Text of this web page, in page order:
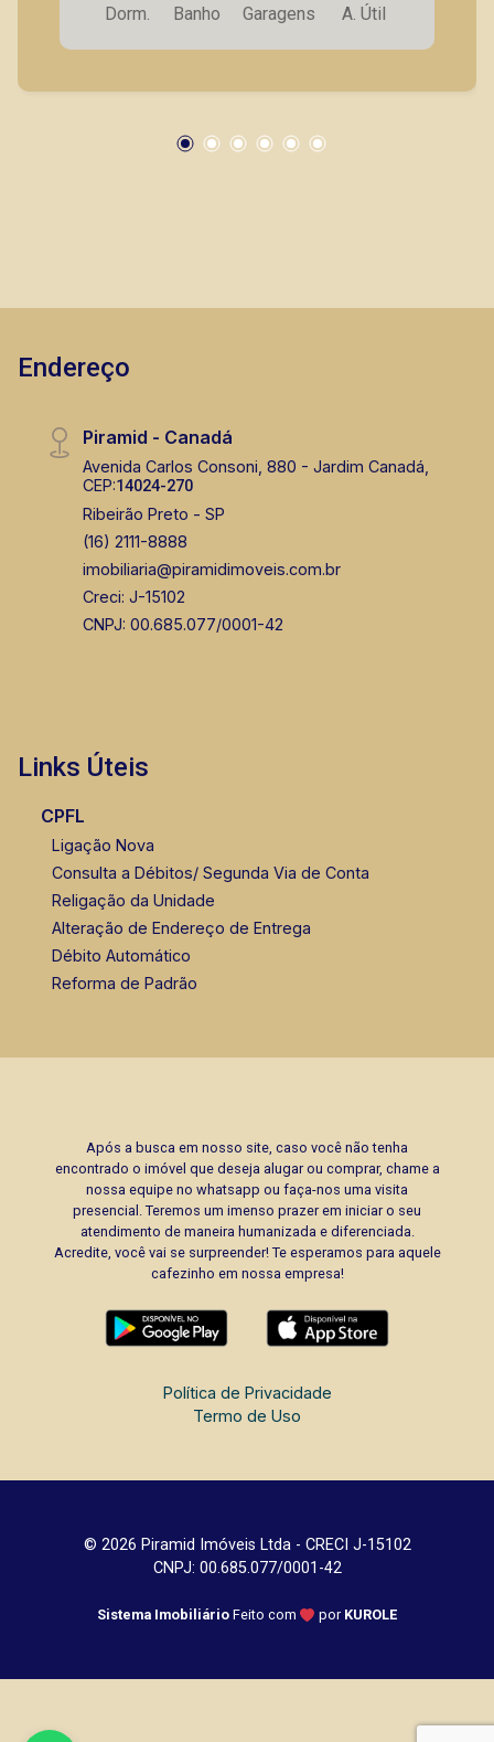
dependência para empregada; - 5 vagas de
garagem. Vamos agendar uma visita neste
Dorm.
Banho
Garagens
A. Útil
Endereço
Piramid - Canadá
Avenida Carlos Consoni, 880 - Jardim Canadá,
CEP:14024-270
Ribeirão Preto - SP
(16) 2111-8888
imobiliaria@piramidimoveis.com.br
Creci: J-15102
CNPJ: 00.685.077/0001-42
Links Úteis
CPFL
Ligação Nova
Consulta a Débitos/ Segunda Via de Conta
Religação da Unidade
Alteração de Endereço de Entrega
Débito Automático
Reforma de Padrão
Após a busca em nosso site, caso você não tenha
encontrado o imóvel que deseja alugar ou comprar, chame a
nossa equipe no whatsapp ou faça-nos uma visita
presencial. Teremos um imenso prazer em iniciar o seu
atendimento de maneira humanizada e diferenciada.
Acredite, você vai se surpreender! Te esperamos para aquele
cafezinho em nossa empresa!
Política de Privacidade
Termo de Uso
© 2026 Piramid Imóveis Ltda - CRECI J-15102
CNPJ: 00.685.077/0001-42
Sistema Imobiliário Feito com por KUROLE